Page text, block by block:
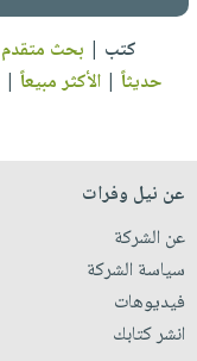
كتب | بحث متقدم
حديثاً |الأكثر مبيعاً |
عن نيل وفرات
عن الشركة
سياسة الشركة
فيديوهات
انشر كتابك